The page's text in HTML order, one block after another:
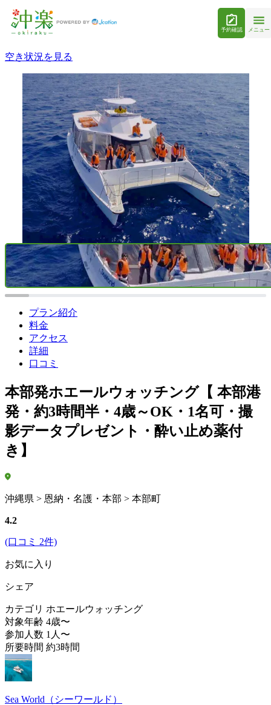
予約確認 メニュー
空き状況を見る
プラン紹介
料金
アクセス
詳細
口コミ
本部発ホエールウォッチング【 本部港
発・約3時間半・4歳～OK・1名可・撮
影データプレゼント・酔い止め薬付
き】
沖縄県 > 恩納・名護・本部 > 本部町
4.2
(口コミ 2件)
お気に入り
シェア
カテゴリ ホエールウォッチング
対象年齢 4歳〜
参加人数 1人〜
所要時間 約3時間
Sea World（シーワールド）